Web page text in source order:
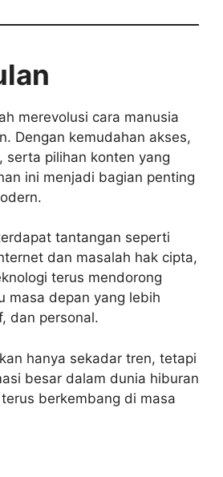
merevolusi cara manusia
Dengan kemudahan akses,
serta pilihan konten yang
ini menjadi bagian penting
tantangan seperti
dan masalah hak cipta,
terus mendorong
masa depan yang lebih
dan personal.
hanya sekadar tren, tetapi
besar dalam dunia hiburan
berkembang di masa